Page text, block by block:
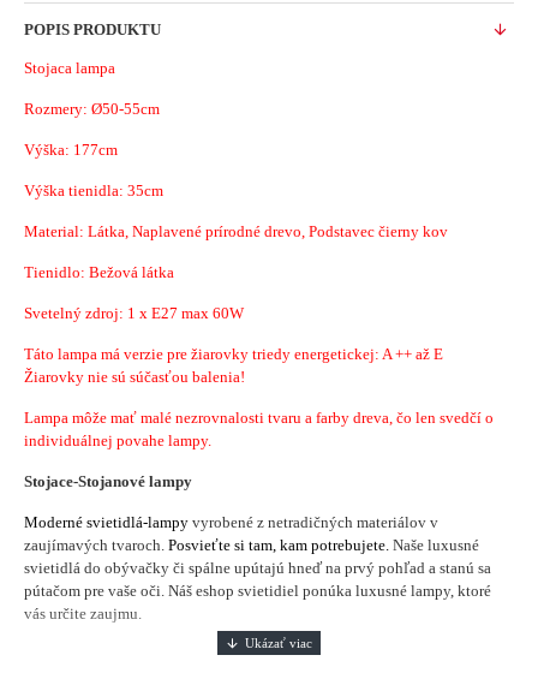
POPIS PRODUKTU
Stojaca lampa
Rozmery: Ø50-55cm
Výška: 177cm
Výška tienidla: 35cm
Material: Látka, Naplavené prírodné drevo, Podstavec čierny kov
Tienidlo: Bežová látka
Svetelný zdroj: 1 x E27 max 60W
Táto lampa má verzie pre žiarovky triedy energetickej: A ++ až E
Žiarovky nie sú súčasťou balenia!
Lampa môže mať malé nezrovnalosti tvaru a farby dreva, čo len svedčí o
individuálnej povahe lampy.
Stojace-Stojanové lampy
Moderné svietidlá-lampy vyrobené z netradičných materiálov v
zaujímavých tvaroch. Posvieťte si tam, kam potrebujete. Naše luxusné
svietidlá do obývačky či spálne upútajú hneď na prvý pohľad a stanú sa
pútačom pre vaše oči. Náš eshop svietidiel ponúka luxusné lampy, ktoré
vás určite zaujmu.